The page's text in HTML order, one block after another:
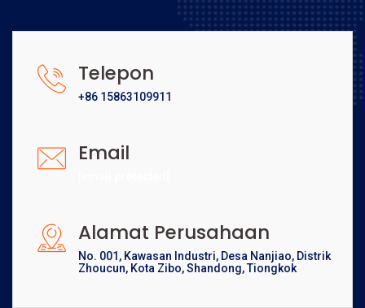
Telepon
+86 15863109911
Email
Alamat Perusahaan
No. 001, Kawasan Industri, Desa Nanjiao, Distrik
Zhoucun, Kota Zibo, Shandong, Tiongkok